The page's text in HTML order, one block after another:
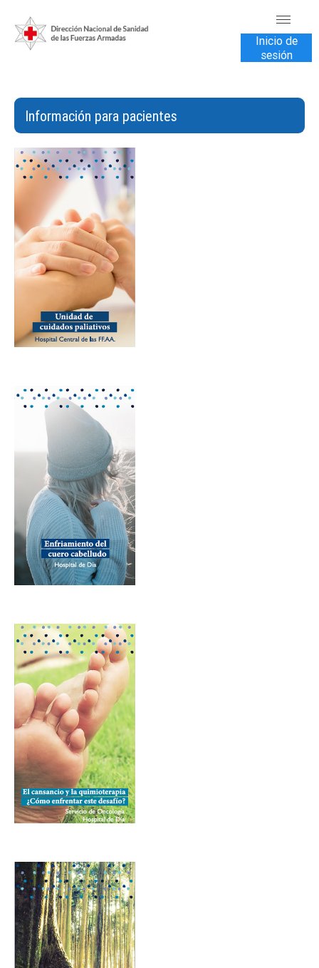
TRANSPARENCIA
VENTA DE SERVICIOS
USUARIOS
CONTÁCTENOS
Inicio de
sesión
Información para pacientes